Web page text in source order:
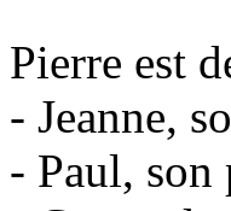
Pierre est
- Jeanne,
- Paul, son